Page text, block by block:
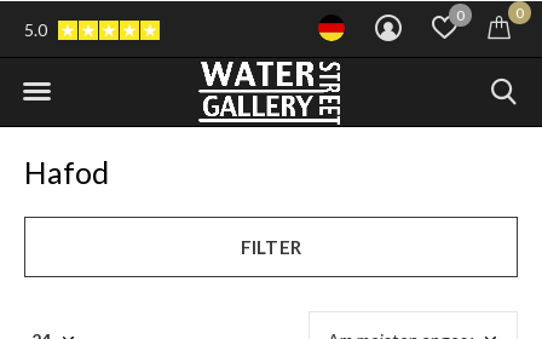
0 0
5.0
Hafod
FILTER